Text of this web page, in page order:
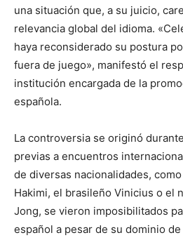
una situación que, a su juicio,
relevancia global del idioma.
haya reconsiderado su postura
fuera de juego», manifestó el
institución encargada de la
española.
La controversia se originó
previas a encuentros
de diversas nacionalidades,
Hakimi, el brasileño Vinicius o el
Jong, se vieron imposibilitados
español a pesar de su dominio